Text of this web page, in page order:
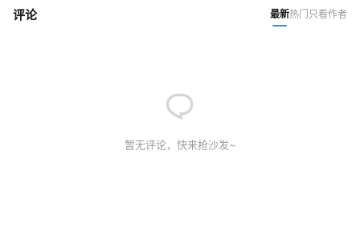
评论 最新热门 只看作者
暂无评论，快来抢沙发~